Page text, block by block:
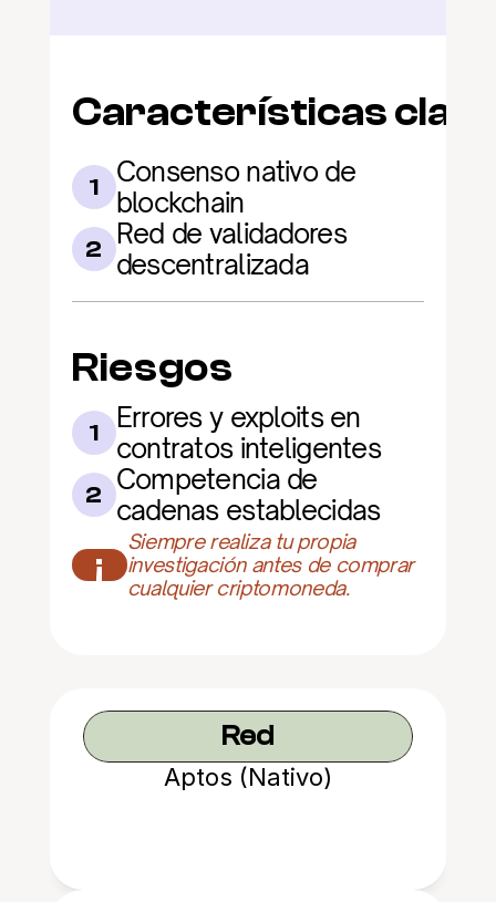
Características
1
Consenso nativo de
blockchain
2 Red de validadores
descentralizada
Riesgos
1
Errores y exploits en
contratos inteligentes
2 Competencia de
cadenas establecidas
¡
Siempre realiza tu propia
investigación antes de comprar
cualquier criptomoneda.
Red
Aptos (Nativo)